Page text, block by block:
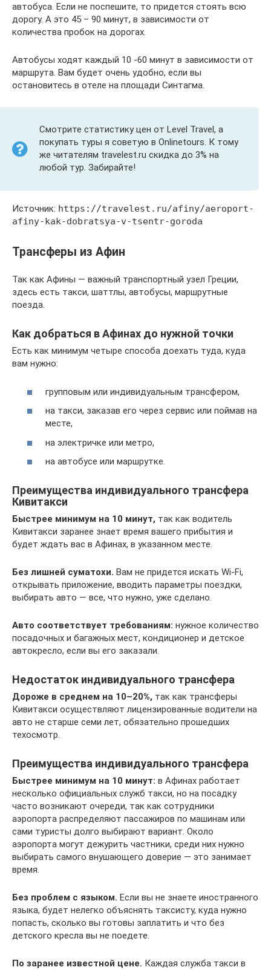
автобуса. Если не поспешите, то придется стоять всю
дорогу. А это 45 – 90 минут, в зависимости от
количества пробок на дорогах.
Автобусы ходят каждый 10 -60 минут в зависимости от
маршрута. Вам будет очень удобно, если вы
остановитесь в отеле на площади Синтагма.
Смотрите статистику цен от Level Travel, а
покупать туры я советую в Onlinetours. К тому
же читателям travelest.ru скидка до 3% на
любой тур. Забирайте!
Источник: https://travelest.ru/afiny/aeroport-
afiny-kak-dobratsya-v-tsentr-goroda
Трансферы из Афин
Так как Афины — важный транспортный узел Греции,
здесь есть такси, шаттлы, автобусы, маршрутные
поезда.
Как добраться в Афинах до нужной точки
Есть как минимум четыре способа доехать туда, куда
вам нужно:
групповым или индивидуальным трансфером,
на такси, заказав его через сервис или поймав на
месте,
на электричке или метро,
на автобусе или маршрутке.
Преимущества индивидуального трансфера
Кивитакси
Быстрее минимум на 10 минут, так как водитель
Кивитакси заранее знает время вашего прибытия и
будет ждать вас в Афинах, в указанном месте.
Без лишней суматохи. Вам не придется искать Wi-Fi,
открывать приложение, вводить параметры поездки,
выбирать авто — все, что нужно, уже сделано.
Авто соответствует требованиям: нужное количество
посадочных и багажных мест, кондиционер и детское
автокресло, если вы его заказали.
Недостаток индивидуального трансфера
Дороже в среднем на 10–20%, так как трансферы
Кивитакси осуществляют лицензированные водители на
авто не старше семи лет, обязательно прошедших
техосмотр.
Преимущества индивидуального трансфера
Быстрее минимум на 10 минут: в Афинах работает
несколько официальных служб такси, но на посадку
часто возникают очереди, так как сотрудники
аэропорта распределяют пассажиров по машинам или
сами туристы долго выбирают вариант. Около
аэропорта могут дежурить частники, среди них нужно
выбирать самого внушающего доверие — это занимает
время.
Без проблем с языком. Если вы не знаете иностранного
языка, будет нелегко объяснять таксисту, куда нужно
попасть, сколько вы готовы заплатить и что без
детского кресла вы не поедете.
По заранее известной цене. Каждая служба такси в